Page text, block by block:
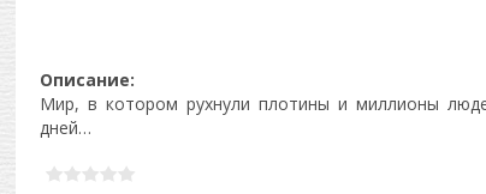
Описание:
Мир, в котором рухнули плотины и миллионы
дней…